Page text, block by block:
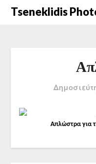
Μετάβαση
Tseneklidis
Απλώστρα για